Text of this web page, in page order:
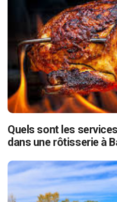
Quels sont les
dans une rôtisserie à